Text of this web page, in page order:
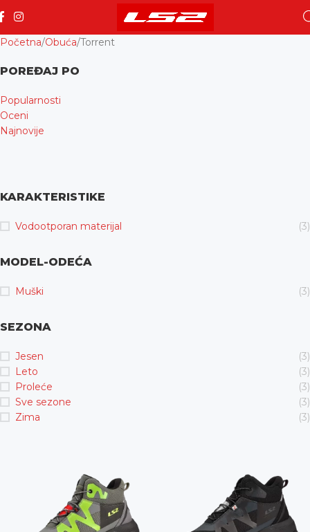
Početna Obuća Torrent
POREĐAJ PO
Popularnosti
Oceni
Najnovije
KARAKTERISTIKE
Vodootporan materijal (3)
MODEL-ODEĆA
Muški (3)
SEZONA
Jesen
(3)
Leto
(3)
Proleće
(3)
Sve sezone
(3)
Zima
(3)